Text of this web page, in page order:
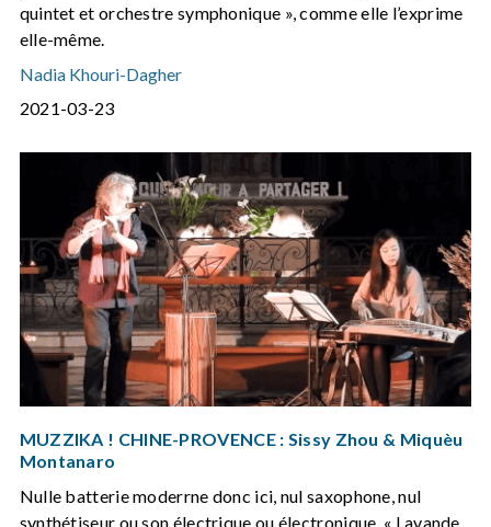
quintet et orchestre symphonique », comme elle l’exprime
elle-même.
Nadia Khouri-Dagher
2021-03-23
MUZZIKA ! CHINE-PROVENCE : Sissy Zhou & Miquèu
Montanaro
Nulle batterie moderrne donc ici, nul saxophone, nul
synthétiseur ou son électrique ou électronique. « Lavande